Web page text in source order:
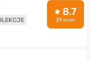
8.7
29 ocen